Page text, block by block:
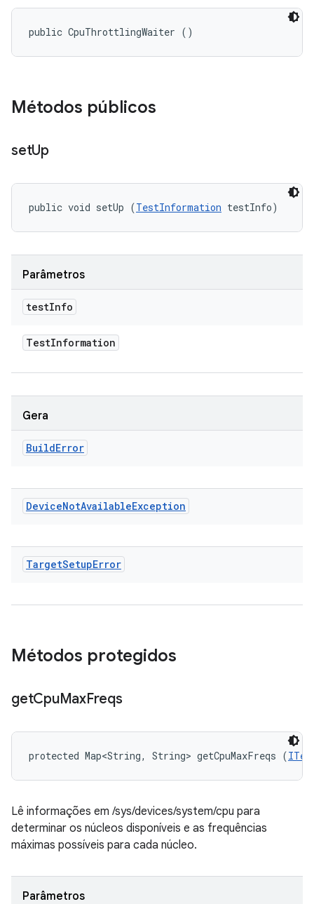
public CpuThrottlingWaiter ()
Métodos públicos
setUp
public void setUp (TestInformation testInfo)
Parâmetros
testInfo
TestInformation
Gera
BuildError
DeviceNotAvailableException
TargetSetupError
Métodos protegidos
getCpuMaxFreqs
protected Map<String, String> getCpuMaxFreqs (
Lê informações em /sys/devices/system/cpu para
determinar os núcleos disponíveis e as frequências
máximas possíveis para cada núcleo.
Parâmetros